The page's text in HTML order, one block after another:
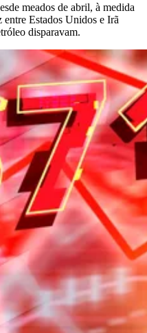
meados de abril, à medida
entre Estados Unidos e Irã
disparavam.